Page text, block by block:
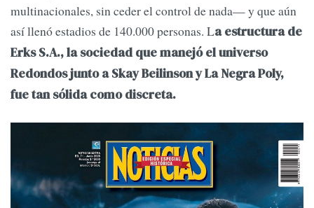
multinacionales, sin ceder el control de nada— y que aún
así llenó estadios de 140.000 personas. La estructura de
Erks S.A., la sociedad que manejó el universo
Redondos junto a Skay Beilinson y La Negra Poly,
fue tan sólida como discreta.